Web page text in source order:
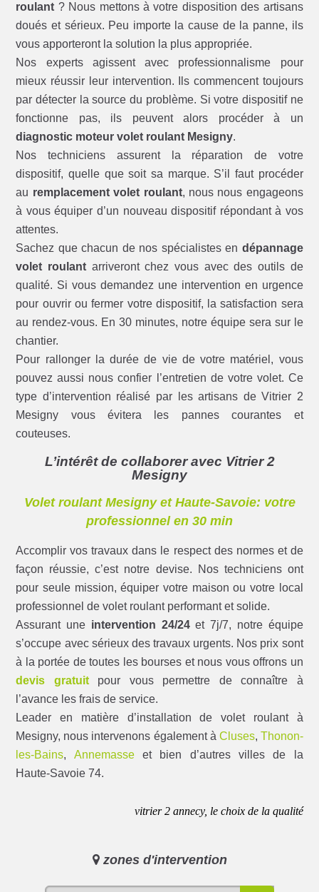
roulant ? Nous mettons à votre disposition des artisans
doués et sérieux. Peu importe la cause de la panne, ils
vous apporteront la solution la plus appropriée.
Nos experts agissent avec professionnalisme pour
mieux réussir leur intervention. Ils commencent toujours
par détecter la source du problème. Si votre dispositif ne
fonctionne pas, ils peuvent alors procéder à un
diagnostic moteur volet roulant Mesigny.
Nos techniciens assurent la réparation de votre
dispositif, quelle que soit sa marque. S’il faut procéder
au remplacement volet roulant, nous nous engageons
à vous équiper d’un nouveau dispositif répondant à vos
attentes.
Sachez que chacun de nos spécialistes en dépannage
volet roulant arriveront chez vous avec des outils de
qualité. Si vous demandez une intervention en urgence
pour ouvrir ou fermer votre dispositif, la satisfaction sera
au rendez-vous. En 30 minutes, notre équipe sera sur le
chantier.
Pour rallonger la durée de vie de votre matériel, vous
pouvez aussi nous confier l’entretien de votre volet. Ce
type d’intervention réalisé par les artisans de Vitrier 2
Mesigny vous évitera les pannes courantes et
couteuses.
L’intérêt de collaborer avec Vitrier 2
Mesigny
Volet roulant Mesigny et Haute-Savoie: votre
professionnel en 30 min
Accomplir vos travaux dans le respect des normes et de
façon réussie, c’est notre devise. Nos techniciens ont
pour seule mission, équiper votre maison ou votre local
professionnel de volet roulant performant et solide.
Assurant une intervention 24/24et 7j/7, notre équipe
s’occupe avec sérieux des travaux urgents. Nos prix sont
à la portée de toutes les bourses et nous vous offrons un
devis gratuitpour vous permettre de connaître à
l’avance les frais de service.
Leader en matière d’installation de volet roulant à
Mesigny, nous intervenons également à Cluses, Thonon-
les-Bains, Annemasseet bien d’autres villes de la
Haute-Savoie 74.
vitrier 2 annecy, le choix de la qualité
zones d'intervention